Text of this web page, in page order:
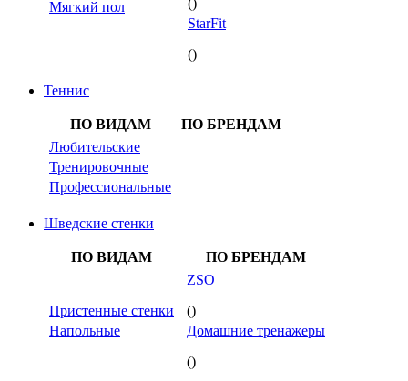
Мягкий пол
StarFit
()
Теннис
ПО ВИДАМ
ПО БРЕНДАМ
Любительские
Тренировочные
Профессиональные
Шведские стенки
ПО ВИДАМ ПО БРЕНДАМ
Пристенные стенки
Напольные
ZSO
()
Домашние тренажеры
()